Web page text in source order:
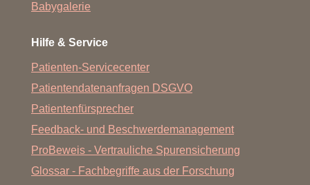
Babygalerie
Hilfe & Service
Patienten-Servicecenter
Patientendatenanfragen DSGVO
Patientenfürsprecher
Feedback- und Beschwerdemanagement
ProBeweis - Vertrauliche Spurensicherung
Glossar - Fachbegriffe aus der Forschung